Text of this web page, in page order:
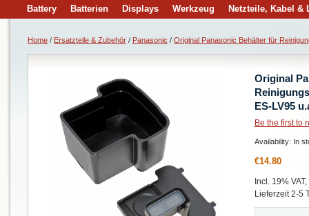
Battery Batterien Displays Werkzeug Netzteile, Kabel &
Home / Ersatzteile & Zubehör / Panasonic / Original Panasonic Behälter für
Original
ES-LV95
Be the first to
Availability: In
€14.80
Incl. 19%
Lieferzeit 2-5